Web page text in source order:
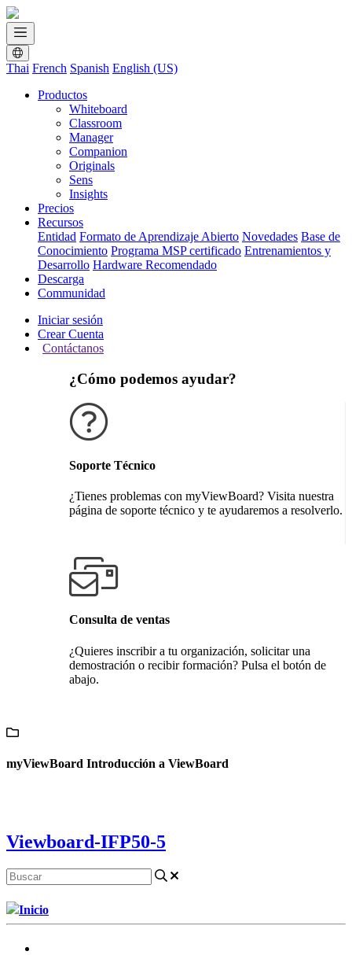
Thai French Spanish English (US)
Productos
Whiteboard
Classroom
Manager
Companion
Originals
Sens
Insights
Precios
Recursos
Entidad Formato de Aprendizaje Abierto Novedades Base de
Conocimiento Programa MSP certificado Entrenamientos y
Desarrollo Hardware Recomendado
Descarga
Communidad
Iniciar sesión
Crear Cuenta
Contáctanos
¿Cómo podemos ayudar?
Soporte Técnico
¿Tienes problemas con myViewBoard? Visita nuestra
página de soporte técnico y te ayudaremos a resolverlo.
Consulta de ventas
¿Quieres inscribir a tu organización, solicitar una
demostración o recibir formación? Pulsa el botón de
abajo.
myViewBoard Introducción a ViewBoard
Viewboard-IFP50-5
Inicio